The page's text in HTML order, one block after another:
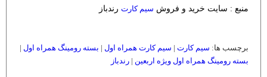
منبع : سایت خرید و فروش سیم کارت رندباز
برچسب ها: سیم کارت | سیم کارت همراه اول | بسته رومینگ همراه اول |
بسته رومینگ همراه اول ویژه اربعین | رندباز